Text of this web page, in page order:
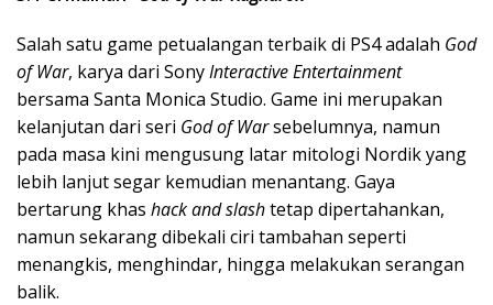
Salah satu game petualangan terbaik di PS4 adalah God
of War, karya dari SonyInteractive Entertainment
bersama Santa Monica Studio. Game ini merupakan
kelanjutan dari seri God of Warsebelumnya, namun
pada masa kini mengusung latar mitologi Nordik yang
lebih lanjut segar kemudian menantang. Gaya
bertarung khas hack and slashtetap dipertahankan,
namun sekarang dibekali ciri tambahan seperti
menangkis, menghindar, hingga melakukan serangan
balik.